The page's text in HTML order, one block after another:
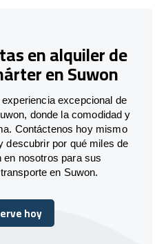
en alquiler de
en Suwon
excepcional de
donde la comodidad y
Contáctenos hoy mismo
descubrir por qué miles de
en nosotros para sus
en Suwon.
hoy
hoy